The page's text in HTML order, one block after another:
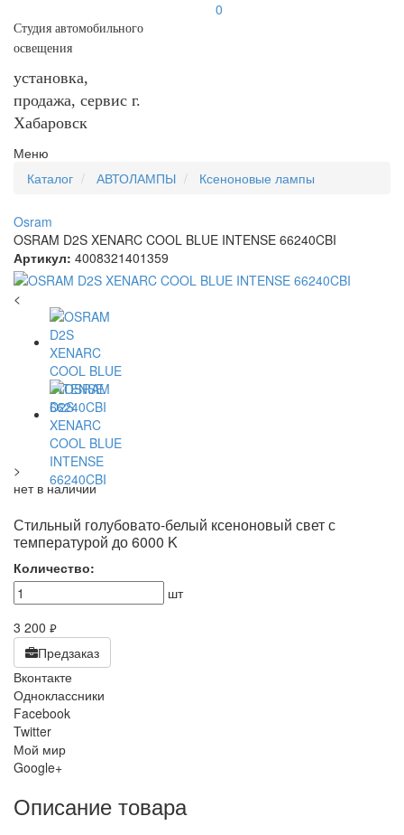
Студия автомобильного
освещения
установка,
продажа, сервис г.
Хабаровск
0
Меню
Каталог
АВТОЛАМПЫ Ксеноновые лампы
Osram
OSRAM D2S XENARC COOL BLUE INTENSE 66240CBI
Артикул: 4008321401359
<
>
нет в наличии
Стильный голубовато-белый ксеноновый свет с
температурой до 6000 K
Количество:
шт
3 200 руб.
Предзаказ
Вконтакте
Одноклассники
Facebook
Twitter
Мой мир
Google+
Описание товара